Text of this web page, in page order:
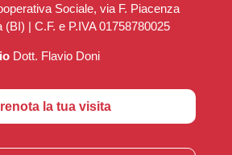
Sociale, via F. Piacenza
(BI) | C.F. e P.IVA 01758780025
Dott. Flavio Doni
la tua visita